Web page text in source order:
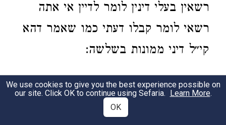
רשאין בעלי דינין לומר לדיין אי אתה
רשאי לומר קבלו דעתי כמו שאמר דהא
קי״ל דיני ממונות בשלשה:
4:9
We use cookies to give you the best experience possible on
our site. Click OK to continue using Sefaria. Learn More.
OK